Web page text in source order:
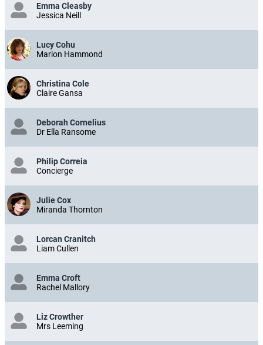
Emma Cleasby
Jessica Neill
Lucy Cohu
Marion Hammond
Christina Cole
Claire Gansa
Deborah Cornelius
Dr Ella Ransome
Philip Correia
Concierge
Julie Cox
Miranda Thornton
Lorcan Cranitch
Liam Cullen
Emma Croft
Rachel Mallory
Liz Crowther
Mrs Leeming